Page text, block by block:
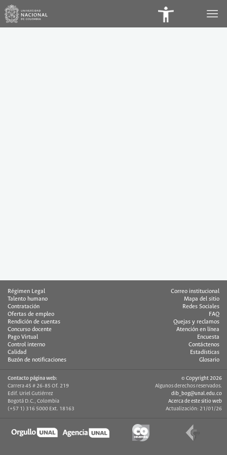
Régimen Legal
Talento humano
Contratación
Ofertas de empleo
Rendición de cuentas
Concurso docente
Pago Virtual
Control interno
Calidad
Buzón de notificaciones
Correo institucional
Mapa del sitio
Redes Sociales
FAQ
Quejas y reclamos
Atención en línea
Encuesta
Contáctenos
Estadísticas
Glosario
Contacto página web:
Carrera 45 # 26-85 Of. 219
Edif. Uriel Gutiérrez
Bogotá D.C., Colombia
(+57 1) 316 5000 Ext. 18163
© Copyright 2026
Algunos derechos reservados.
dib_bog@unal.edu.co
Acerca de este sitio web
Actualización: 21/01/26